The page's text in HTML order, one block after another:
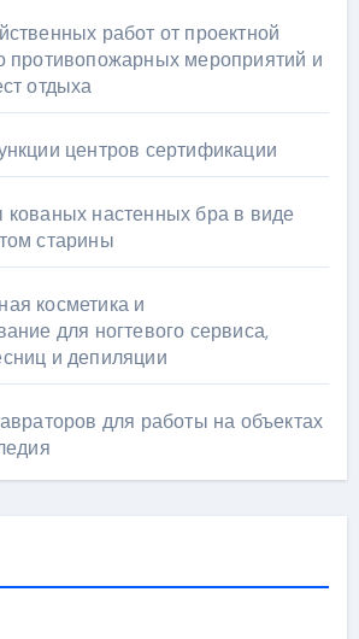
работ от проектной
противопожарных мероприятий и
отдыха
центров сертификации
настенных бра в виде
старины
косметика и
для ногтевого сервиса,
и депиляции
для работы на объектах